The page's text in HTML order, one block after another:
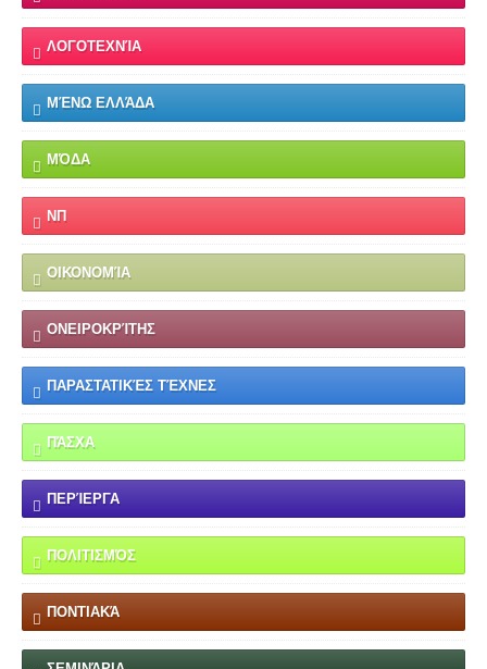
ΛΟΓΟΤΕΧΝΊΑ
ΜΈΝΩ ΕΛΛΆΔΑ
ΜΌΔΑ
ΝΠ
ΟΙΚΟΝΟΜΊΑ
ΟΝΕΙΡΟΚΡΊΤΗΣ
ΠΑΡΑΣΤΑΤΙΚΈΣ ΤΈΧΝΕΣ
ΠΆΣΧΑ
ΠΕΡΊΕΡΓΑ
ΠΟΛΙΤΙΣΜΌΣ
ΠΟΝΤΙΑΚΆ